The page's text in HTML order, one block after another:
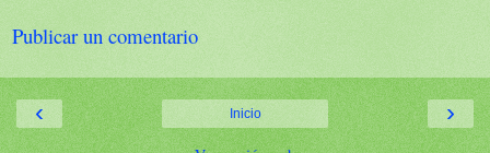
Publicar un comentario
‹ ›
Inicio